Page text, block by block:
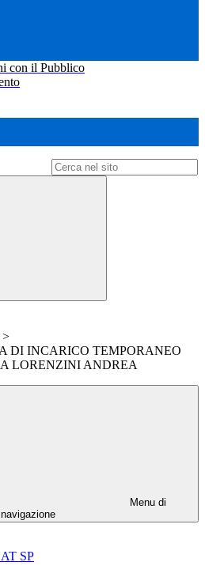
con il Pubblico
>
DI INCARICO TEMPORANEO
LORENZINI ANDREA
Menu di
navigazione
SP